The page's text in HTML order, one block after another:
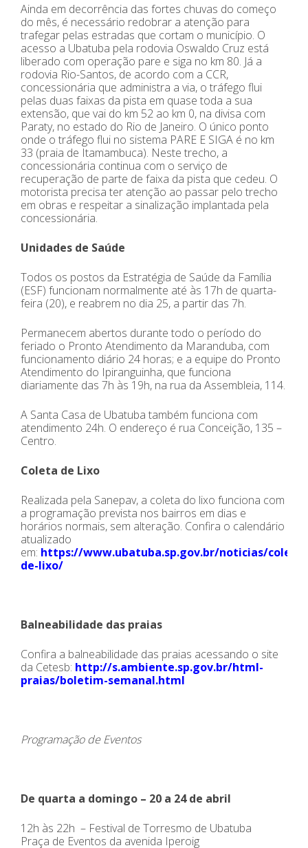
Ainda em decorrência das fortes chuvas do começo
do mês, é necessário redobrar a atenção para
trafegar pelas estradas que cortam o município. O
acesso a Ubatuba pela rodovia Oswaldo Cruz está
liberado com operação pare e siga no km 80. Já a
rodovia Rio-Santos, de acordo com a CCR,
concessionária que administra a via, o tráfego flui
pelas duas faixas da pista em quase toda a sua
extensão, que vai do km 52 ao km 0, na divisa com
Paraty, no estado do Rio de Janeiro. O único ponto
onde o tráfego flui no sistema PARE E SIGA é no km
33 (praia de Itamambuca). Neste trecho, a
concessionária continua com o serviço de
recuperação de parte de faixa da pista que cedeu. O
motorista precisa ter atenção ao passar pelo trecho
em obras e respeitar a sinalização implantada pela
concessionária.
Unidades de Saúde
Todos os postos da Estratégia de Saúde da Família
(ESF) funcionam normalmente até às 17h de quarta-
feira (20), e reabrem no dia 25, a partir das 7h.
Permanecem abertos durante todo o período do
feriado o Pronto Atendimento da Maranduba, com
funcionamento diário 24 horas; e a equipe do Pronto
Atendimento do Ipiranguinha, que funciona
diariamente das 7h às 19h, na rua da Assembleia, 114.
A Santa Casa de Ubatuba também funciona com
atendimento 24h. O endereço é rua Conceição, 135 –
Centro.
Coleta de Lixo
Realizada pela Sanepav, a coleta do lixo funciona com
a programação prevista nos bairros em dias e
horários normais, sem alteração. Confira o calendário
atualizado
em: https://www.ubatuba.sp.gov.br/noticias/coleta-
de-lixo/
Balneabilidade das praias
Confira a balneabilidade das praias acessando o site
da Cetesb: http://s.ambiente.sp.gov.br/html-
praias/boletim-semanal.html
Programação de Eventos
De quarta a domingo – 20 a 24 de abril
12h às 22h – Festival de Torresmo de Ubatuba
Praça de Eventos da avenida Iperoig